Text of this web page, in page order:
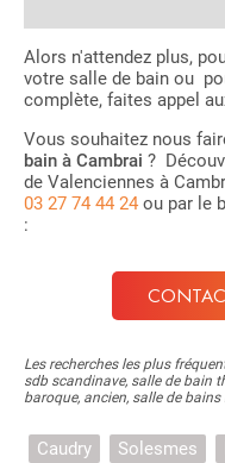
Alors n'attendez plus,
votre salle de bain ou
complète, faites appel
Vous souhaitez nous
bain à Cambrai ?
de Valenciennes à
03 27 74 44 24 ou par le
:
Les recherches les plus
sdb scandinave, salle de bain
baroque, ancien, salle de
Caudry Solesmes